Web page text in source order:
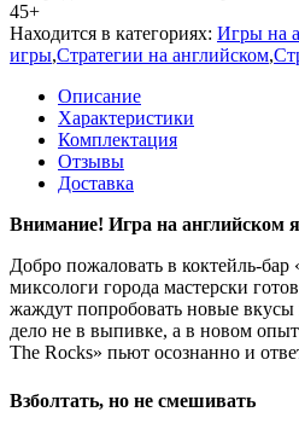
45+
Находится в категориях: Игры на
игры,Стратегии на английском,
Описание
Характеристики
Комплектация
Отзывы
Доставка
Внимание! Игра на английском
Добро пожаловать в коктейль-
миксологи города мастерски
жаждут попробовать новые вкусы
дело не в выпивке, а в новом
The Rocks» пьют осознанно и
Взболтать, но не смешивать